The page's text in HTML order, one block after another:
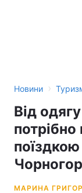
Новини ›
Від
МАРИНА